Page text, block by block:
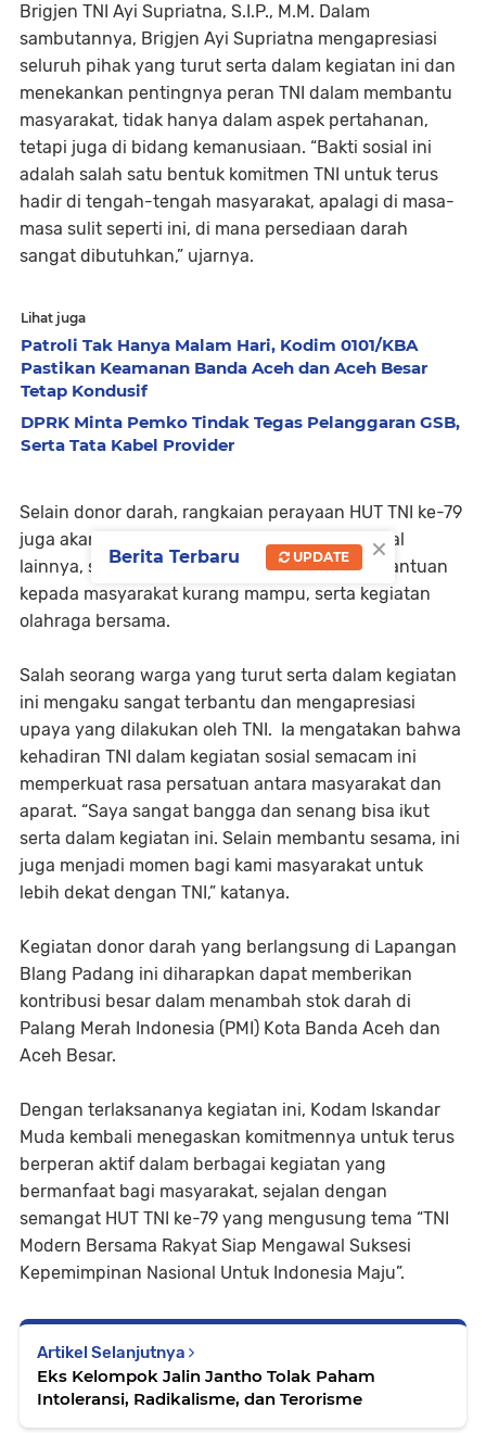
Brigjen TNI Ayi Supriatna, S.I.P., M.M. Dalam
sambutannya, Brigjen Ayi Supriatna mengapresiasi
seluruh pihak yang turut serta dalam kegiatan ini dan
menekankan pentingnya peran TNI dalam membantu
masyarakat, tidak hanya dalam aspek pertahanan,
tetapi juga di bidang kemanusiaan. “Bakti sosial ini
adalah salah satu bentuk komitmen TNI untuk terus
hadir di tengah-tengah masyarakat, apalagi di masa-
masa sulit seperti ini, di mana persediaan darah
sangat dibutuhkan,” ujarnya.
Lihat juga
Patroli Tak Hanya Malam Hari, Kodim 0101/KBA
Pastikan Keamanan Banda Aceh dan Aceh Besar
Tetap Kondusif
DPRK Minta Pemko Tindak Tegas Pelanggaran GSB,
Serta Tata Kabel Provider
Selain donor darah, rangkaian perayaan HUT TNI ke-79
juga akan diisi dengan berbagai kegiatan sosial
lainnya, seperti bakti kesehatan, pemberian bantuan
kepada masyarakat kurang mampu, serta kegiatan
olahraga bersama.
Salah seorang warga yang turut serta dalam kegiatan
ini mengaku sangat terbantu dan mengapresiasi
upaya yang dilakukan oleh TNI. Ia mengatakan bahwa
kehadiran TNI dalam kegiatan sosial semacam ini
memperkuat rasa persatuan antara masyarakat dan
aparat. “Saya sangat bangga dan senang bisa ikut
serta dalam kegiatan ini. Selain membantu sesama, ini
juga menjadi momen bagi kami masyarakat untuk
lebih dekat dengan TNI,” katanya.
Kegiatan donor darah yang berlangsung di Lapangan
Blang Padang ini diharapkan dapat memberikan
kontribusi besar dalam menambah stok darah di
Palang Merah Indonesia (PMI) Kota Banda Aceh dan
Aceh Besar.
Dengan terlaksananya kegiatan ini, Kodam Iskandar
Muda kembali menegaskan komitmennya untuk terus
berperan aktif dalam berbagai kegiatan yang
bermanfaat bagi masyarakat, sejalan dengan
semangat HUT TNI ke-79 yang mengusung tema “TNI
Modern Bersama Rakyat Siap Mengawal Suksesi
Kepemimpinan Nasional Untuk Indonesia Maju”.
Artikel Selanjutnya
Eks Kelompok Jalin Jantho Tolak Paham
Intoleransi, Radikalisme, dan Terorisme
×
Berita Terbaru UPDATE